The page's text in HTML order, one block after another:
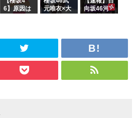
りぃむナン
タラ】
事務所に所
属している
がこちら
6】原因は
ざわつかせ
元唯衣×大
さんに恐怖
ナンタラ】
向坂46河